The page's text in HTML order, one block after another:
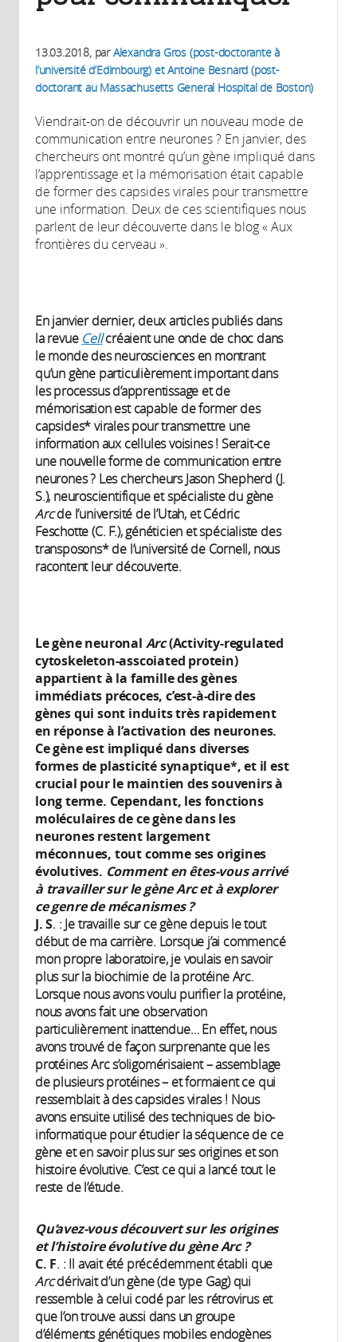
13.03.2018, parAlexandra Gros (post-doctorante à
l’université d’Edimbourg) et Antoine Besnard (post-
doctorant au Massachusetts General Hospital de Boston)
Viendrait-on de découvrir un nouveau mode de
communication entre neurones ? En janvier, des
chercheurs ont montré qu’un gène impliqué dans
l’apprentissage et la mémorisation était capable
de former des capsides virales pour transmettre
une information. Deux de ces scientifiques nous
parlent de leur découverte dans le blog « Aux
frontières du cerveau ».
En janvier dernier, deux articles publiés dans
la revue Cellcréaient une onde de choc dans
le monde des neurosciences en montrant
qu’un gène particulièrement important dans
les processus d’apprentissage et de
mémorisation est capable de former des
capsides* virales pour transmettre une
information aux cellules voisines ! Serait-ce
une nouvelle forme de communication entre
neurones ? Les chercheurs Jason Shepherd (J.
S.), neuroscientifique et spécialiste du gène
Arcde l’université de l’Utah, et Cédric
Feschotte (C. F.), généticien et spécialiste des
transposons* de l’université de Cornell, nous
racontent leur découverte.
Le gène neuronal Arc(Activity-regulated
cytoskeleton-asscoiated protein)
appartient à la famille des gènes
immédiats précoces, c’est-à-dire des
gènes qui sont induits très rapidement
en réponse à l’activation des neurones.
Ce gène est impliqué dans diverses
formes de plasticité synaptique*, et il est
crucial pour le maintien des souvenirs à
long terme. Cependant, les fonctions
moléculaires de ce gène dans les
neurones restent largement
méconnues, tout comme ses origines
évolutives. Comment en êtes-vous arrivé
à travailler sur le gène Arc et à explorer
ce genre de mécanismes ?
J. S. : Je travaille sur ce gène depuis le tout
début de ma carrière. Lorsque j’ai commencé
mon propre laboratoire, je voulais en savoir
plus sur la biochimie de la protéine Arc.
Lorsque nous avons voulu purifier la protéine,
nous avons fait une observation
particulièrement inattendue… En effet, nous
avons trouvé de façon surprenante que les
protéines Arc s’oligomérisaient – assemblage
de plusieurs protéines – et formaient ce qui
ressemblait à des capsides virales ! Nous
avons ensuite utilisé des techniques de bio-
informatique pour étudier la séquence de ce
gène et en savoir plus sur ses origines et son
histoire évolutive. C’est ce qui a lancé tout le
reste de l’étude.
Qu’avez-vous découvert sur les origines
et l’histoire évolutive du gène Arc ?
C. F. : Il avait été précédemment établi que
Arcdérivait d’un gène (de type Gag) qui
ressemble à celui codé par les rétrovirus et
que l’on trouve aussi dans un groupe
d’éléments génétiques mobiles endogènes